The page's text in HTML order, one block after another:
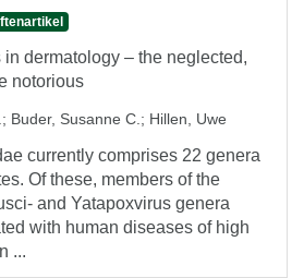
dermatology – the neglected,
notorious
; Buder, Susanne C. ; Hillen, Uwe
currently comprises 22 genera
Of these, members of the
and Yatapoxvirus genera
with human diseases of high
...